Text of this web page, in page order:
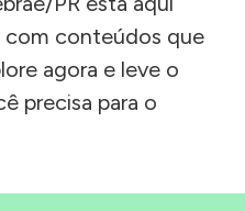
com conteúdos que
agora e leve o
precisa para o